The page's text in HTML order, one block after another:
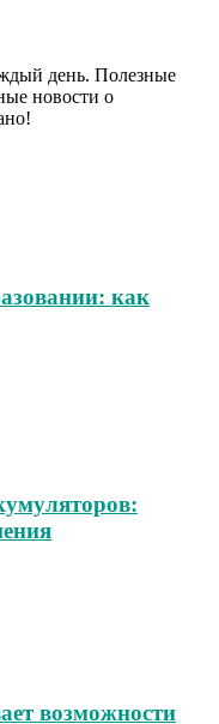
день. Полезные
новости о
как
возможности